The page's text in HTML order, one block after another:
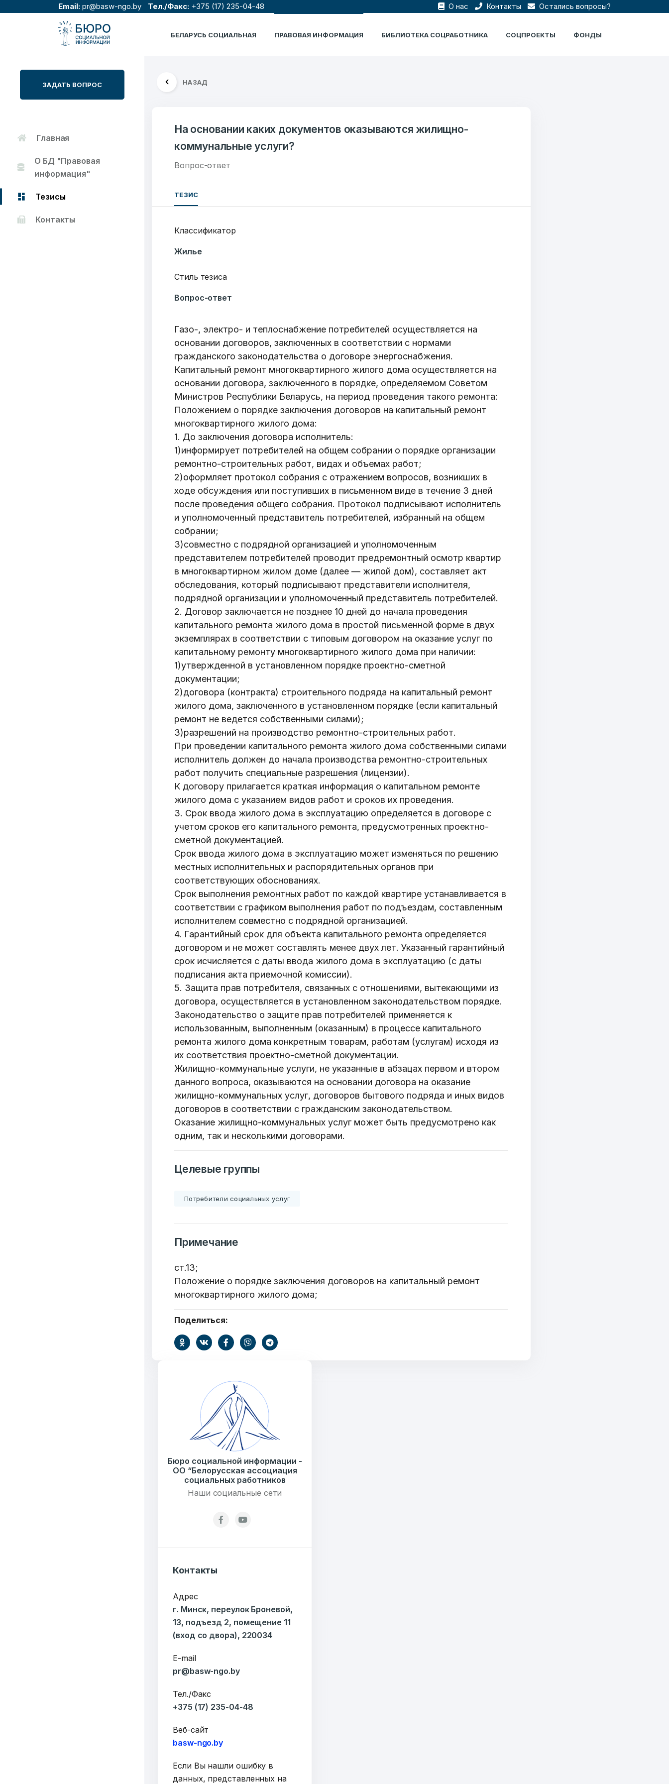
Email: pr@basw-ngo.by Тел./Факс: +375 (17) 235-04-48 О нас Контакты Остались вопросы?
БЕЛАРУСЬ СОЦИАЛЬНАЯ ПРАВОВАЯ ИНФОРМАЦИЯ БИБЛИОТЕКА СОЦРАБОТНИКА СОЦПРОЕКТЫ ФОНДЫ
Добро
пожаловать
Бюро социальной информации
pr@basw-ngo.by
Тел./Факс:+375 (17) 235-04-48
6549 7179
Ваше имя
E-mail Тема
Сообщение
ЗАДАТЬ ВОПРОС
Главная
О БД "Правовая
информация"
Тезисы
Контакты
НАЗАД
На основании каких документов оказываются жилищно-
коммунальные услуги?
Вопрос-ответ
ТЕЗИС
Классификатор
Жилье
Стиль тезиса
Вопрос-ответ
Газо-, электро- и теплоснабжение потребителей осуществляется на
основании договоров, заключенных в соответствии с нормами
гражданского законодательства о договоре энергоснабжения.
Капитальный ремонт многоквартирного жилого дома осуществляется на
основании договора, заключенного в порядке, определяемом Советом
Министров Республики Беларусь, на период проведения такого ремонта:
Положением о порядке заключения договоров на капитальный ремонт
многоквартирного жилого дома:
1. До заключения договора исполнитель:
1)информирует потребителей на общем собрании о порядке организации
ремонтно-строительных работ, видах и объемах работ;
2)оформляет протокол собрания с отражением вопросов, возникших в
ходе обсуждения или поступивших в письменном виде в течение 3 дней
после проведения общего собрания. Протокол подписывают исполнитель
и уполномоченный представитель потребителей, избранный на общем
собрании;
3)совместно с подрядной организацией и уполномоченным
представителем потребителей проводит предремонтный осмотр квартир
в многоквартирном жилом доме (далее — жилой дом), составляет акт
обследования, который подписывают представители исполнителя,
подрядной организации и уполномоченный представитель потребителей.
2. Договор заключается не позднее 10 дней до начала проведения
капитального ремонта жилого дома в простой письменной форме в двух
экземплярах в соответствии с типовым договором на оказание услуг по
капитальному ремонту многоквартирного жилого дома при наличии:
1)утвержденной в установленном порядке проектно-сметной
документации;
2)договора (контракта) строительного подряда на капитальный ремонт
жилого дома, заключенного в установленном порядке (если капитальный
ремонт не ведется собственными силами);
3)разрешений на производство ремонтно-строительных работ.
При проведении капитального ремонта жилого дома собственными силами
исполнитель должен до начала производства ремонтно-строительных
работ получить специальные разрешения (лицензии).
К договору прилагается краткая информация о капитальном ремонте
жилого дома с указанием видов работ и сроков их проведения.
3. Срок ввода жилого дома в эксплуатацию определяется в договоре с
учетом сроков его капитального ремонта, предусмотренных проектно-
сметной документацией.
Срок ввода жилого дома в эксплуатацию может изменяться по решению
местных исполнительных и распорядительных органов при
соответствующих обоснованиях.
Срок выполнения ремонтных работ по каждой квартире устанавливается в
соответствии с графиком выполнения работ по подъездам, составленным
исполнителем совместно с подрядной организацией.
4. Гарантийный срок для объекта капитального ремонта определяется
договором и не может составлять менее двух лет. Указанный гарантийный
срок исчисляется с даты ввода жилого дома в эксплуатацию (с даты
подписания акта приемочной комиссии).
5. Защита прав потребителя, связанных с отношениями, вытекающими из
договора, осуществляется в установленном законодательством порядке.
Законодательство о защите прав потребителей применяется к
использованным, выполненным (оказанным) в процессе капитального
ремонта жилого дома конкретным товарам, работам (услугам) исходя из
их соответствия проектно-сметной документации.
Жилищно-коммунальные услуги, не указанные в абзацах первом и втором
данного вопроса, оказываются на основании договора на оказание
жилищно-коммунальных услуг, договоров бытового подряда и иных видов
договоров в соответствии с гражданским законодательством.
Оказание жилищно-коммунальных услуг может быть предусмотрено как
одним, так и несколькими договорами.
Целевые группы
Потребители социальных услуг
Примечание
ст.13;
Положение о порядке заключения договоров на капитальный ремонт
многоквартирного жилого дома;
Поделиться:
Бюро социальной информации -
ОО “Белорусская ассоциация
социальных работников
Наши социальные сети
Контакты
Адрес
г. Минск, переулок Броневой,
13, подъезд 2, помещение 11
(вход со двора), 220034
E-mail
pr@basw-ngo.by
Тел./Факс
+375 (17) 235-04-48
Веб-сайт
basw-ngo.by
Если Вы нашли ошибку в
данных, представленных на